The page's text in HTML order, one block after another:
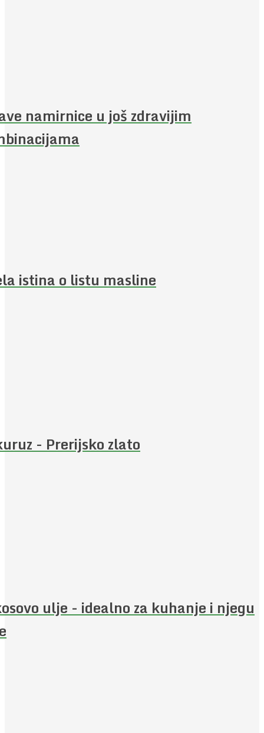
namirnice u još zdravijim
istina o listu masline
- Prerijsko zlato
ulje - idealno za kuhanje i njegu